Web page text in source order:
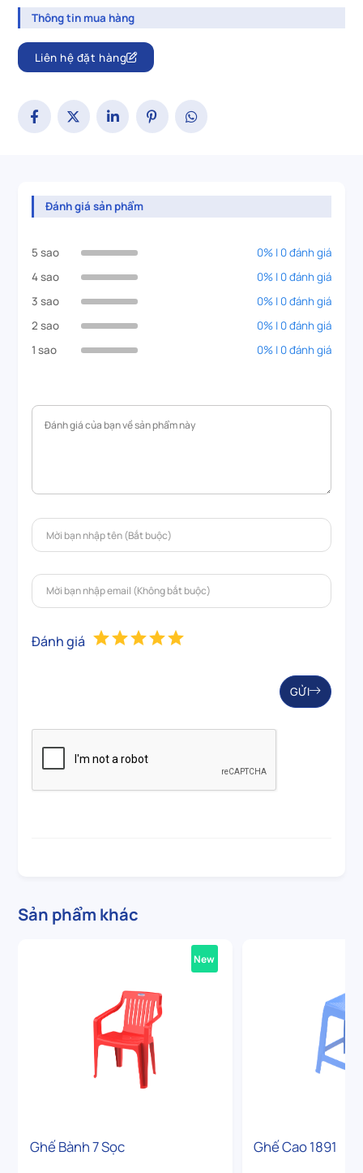
Thông tin mua hàng
Liên hệ đặt hàng
Đánh giá sản phẩm
5 sao
0% | 0 đánh giá
4 sao
0% | 0 đánh giá
3 sao
0% | 0 đánh giá
2 sao
0% | 0 đánh giá
1 sao
0% | 0 đánh giá
Đánh giá
GỬI
Sản phẩm khác
Ghế Bành 7 Sọc
New
Ghế Cao 1891